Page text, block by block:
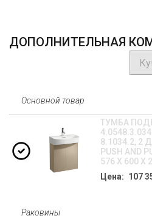
ДОПОЛНИТЕЛЬНАЯ
Основной товар
ТУМБА
8.1034.2, 2
PUSH AND
576 X 600 X
Цена: 107
Раковины